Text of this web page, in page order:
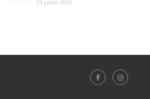
23 juillet 2026